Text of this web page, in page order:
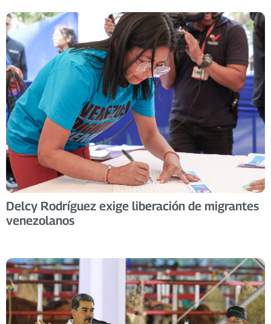
Delcy Rodríguez exige liberación de migrantes
venezolanos